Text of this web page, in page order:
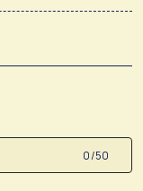
0 /50